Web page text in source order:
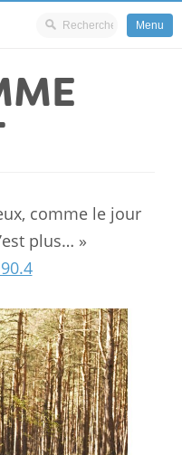
Menu
comme le jour
plus… »